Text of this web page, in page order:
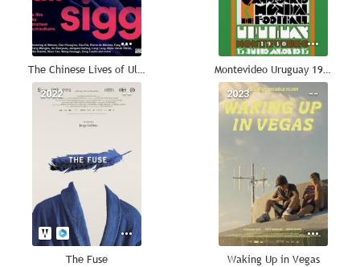
The Chinese Lives of Uli Sigg Montevideo Uruguay 1930
--
2022
The Fuse
--
2023
Waking Up in Vegas